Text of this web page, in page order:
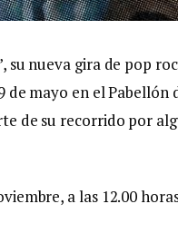
su nueva gira de pop
mayo en el Pabellón
de su recorrido por
a las 12.00